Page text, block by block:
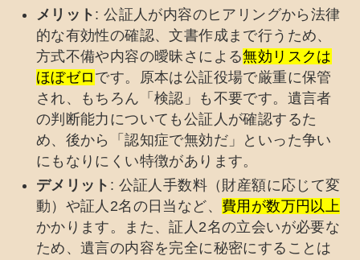
メリット : 公証人が内容のヒアリングから法律
的な有効性の確認、文書作成まで行うため、
方式不備や内容の曖昧さによる無効リスクは
ほぼゼロ です。原本は公証役場で厳重に保管
され、もちろん「検認」も不要です。遺言者
の判断能力についても公証人が確認するた
め、後から「認知症で無効だ」といった争い
にもなりにくい特徴があります。
デメリット : 公証人手数料（財産額に応じて変
動）や証人2名の日当など、 費用が数万円以上
かかります。また、証人2名の立会いが必要な
ため、遺言の内容を完全に秘密にすることは